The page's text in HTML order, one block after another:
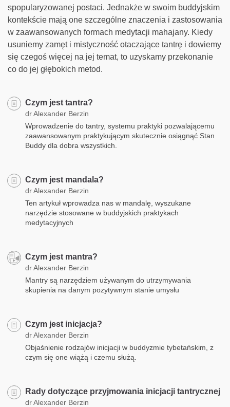
spopularyzowanej postaci. Jednakże w swoim buddyjskim
kontekście mają one szczególne znaczenia i zastosowania
w zaawansowanych formach medytacji mahajany. Kiedy
usuniemy zamęt i mistyczność otaczające tantrę i dowiemy
się czegoś więcej na jej temat, to uzyskamy przekonanie
co do jej głębokich metod.
Czym jest tantra?
dr Alexander Berzin
Wprowadzenie do tantry, systemu praktyki pozwalającemu
zaawansowanym praktykującym skutecznie osiągnąć Stan
Buddy dla dobra wszystkich.
Czym jest mandala?
dr Alexander Berzin
Ten artykuł wprowadza nas w mandalę, wyszukane
narzędzie stosowane w buddyjskich praktykach
medytacyjnych
Czym jest mantra?
dr Alexander Berzin
Mantry są narzędziem używanym do utrzymywania
skupienia na danym pozytywnym stanie umysłu
Czym jest inicjacja?
dr Alexander Berzin
Objaśnienie rodzajów inicjacji w buddyzmie tybetańskim, z
czym się one wiążą i czemu służą.
Rady dotyczące przyjmowania inicjacji tantrycznej
dr Alexander Berzin